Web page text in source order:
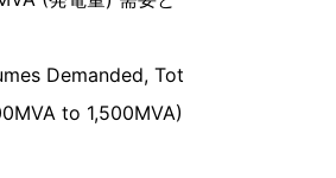
Demanded, Tot
to 1,500MVA)